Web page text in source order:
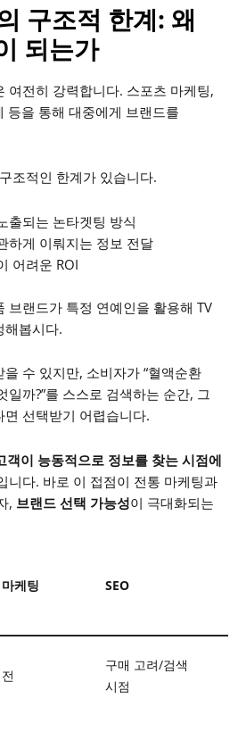
구조적 한계: 왜
되는가
여전히 강력합니다. 스포츠 마케팅,
등을 통해 대중에게 브랜드를
조적인 한계가 있습니다.
출되는 논타겟팅 방식
하게 이뤄지는 정보 전달
어려운 ROI
브랜드가 특정 연예인을 활용해 TV
해봅시다.
수 있지만, 소비자가 “혈액순환
일까?”를 스스로 검색하는 순간, 그
선택받기 어렵습니다.
객이 능동적으로 정보를 찾는 시점에
니다. 바로 이 접점이 전통 마케팅과
, 브랜드 선택 가능성이 극대화되는
케팅 SEO
구매 고려/검색
시점